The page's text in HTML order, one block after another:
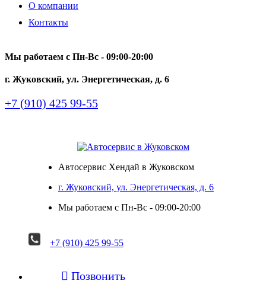
О компании
Контакты
Мы работаем с Пн-Вc - 09:00-20:00
г. Жуковский, ул. Энергетическая, д. 6
+7 (910) 425 99-55
Автосервис Хендай в Жуковском
г. Жуковский, ул. Энергетическая, д. 6
Мы работаем с Пн-Вc - 09:00-20:00
+7 (910) 425 99-55
 Позвонить